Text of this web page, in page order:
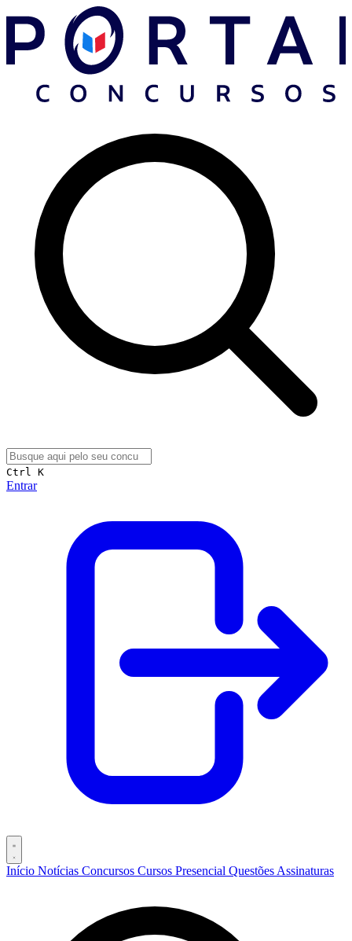
Ctrl K
Entrar
Início Notícias Concursos Cursos Presencial Questões Assinaturas